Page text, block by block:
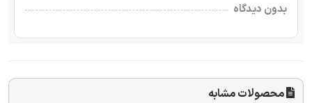
بدون دیدگاه
محصولات مشابه